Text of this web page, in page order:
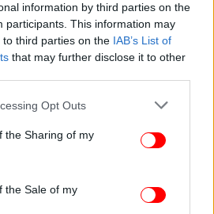
information by third parties on the
participants. This information may
third parties on the IAB’s List of
that may further disclose it to other
app uses one or more Google
usage behaviour. You may click to
Google and its third-party tags to
specified purposes in below Google
Opt Outs
the Sharing of my
the Sale of my